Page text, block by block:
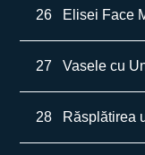
26 Elisei Face
27 Vasele cu
28 Răsplătirea